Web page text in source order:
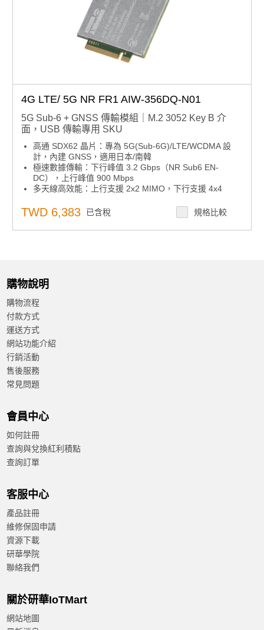
4G LTE/ 5G NR FR1 AIW-356DQ-N01
5G Sub-6 + GNSS 傳輸模組｜M.2 3052 Key B 介
面，USB 傳輸專用 SKU
高通 SDX62 晶片：專為 5G(Sub-6G)/LTE/WCDMA 設
計，內建 GNSS，適用日本/南韓
極速數據傳輸：下行峰值 3.2 Gbps（NR Sub6 EN-
DC），上行峰值 900 Mbps
多天線高效能：上行支援 2x2 MIMO，下行支援 4x4
彈性安裝介面：M.2 3052 形式因子，USB 介面，便於嵌
入式與工業應用
工業級溫度適應：正常工作溫度 -30 ~ 75°C，滿足嚴苛環
TWD 6,383 已含稅 規格比較
購物說明
購物流程
付款方式
運送方式
網站功能介紹
行銷活動
售後服務
常見問題
會員中心
如何註冊
查詢與兌換紅利積點
查詢訂單
客服中心
產品註冊
維修保固申請
資源下載
研華學院
聯絡我們
關於研華IoTMart
網站地圖